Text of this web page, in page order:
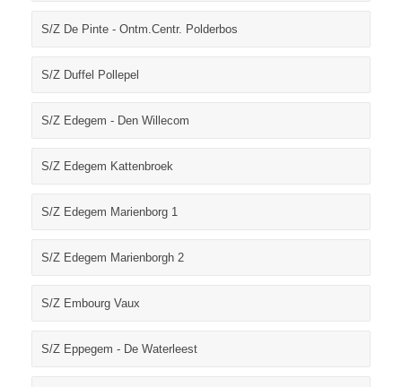
S/Z De Pinte - Ontm.Centr. Polderbos
S/Z Duffel Pollepel
S/Z Edegem - Den Willecom
S/Z Edegem Kattenbroek
S/Z Edegem Marienborg 1
S/Z Edegem Marienborgh 2
S/Z Embourg Vaux
S/Z Eppegem - De Waterleest